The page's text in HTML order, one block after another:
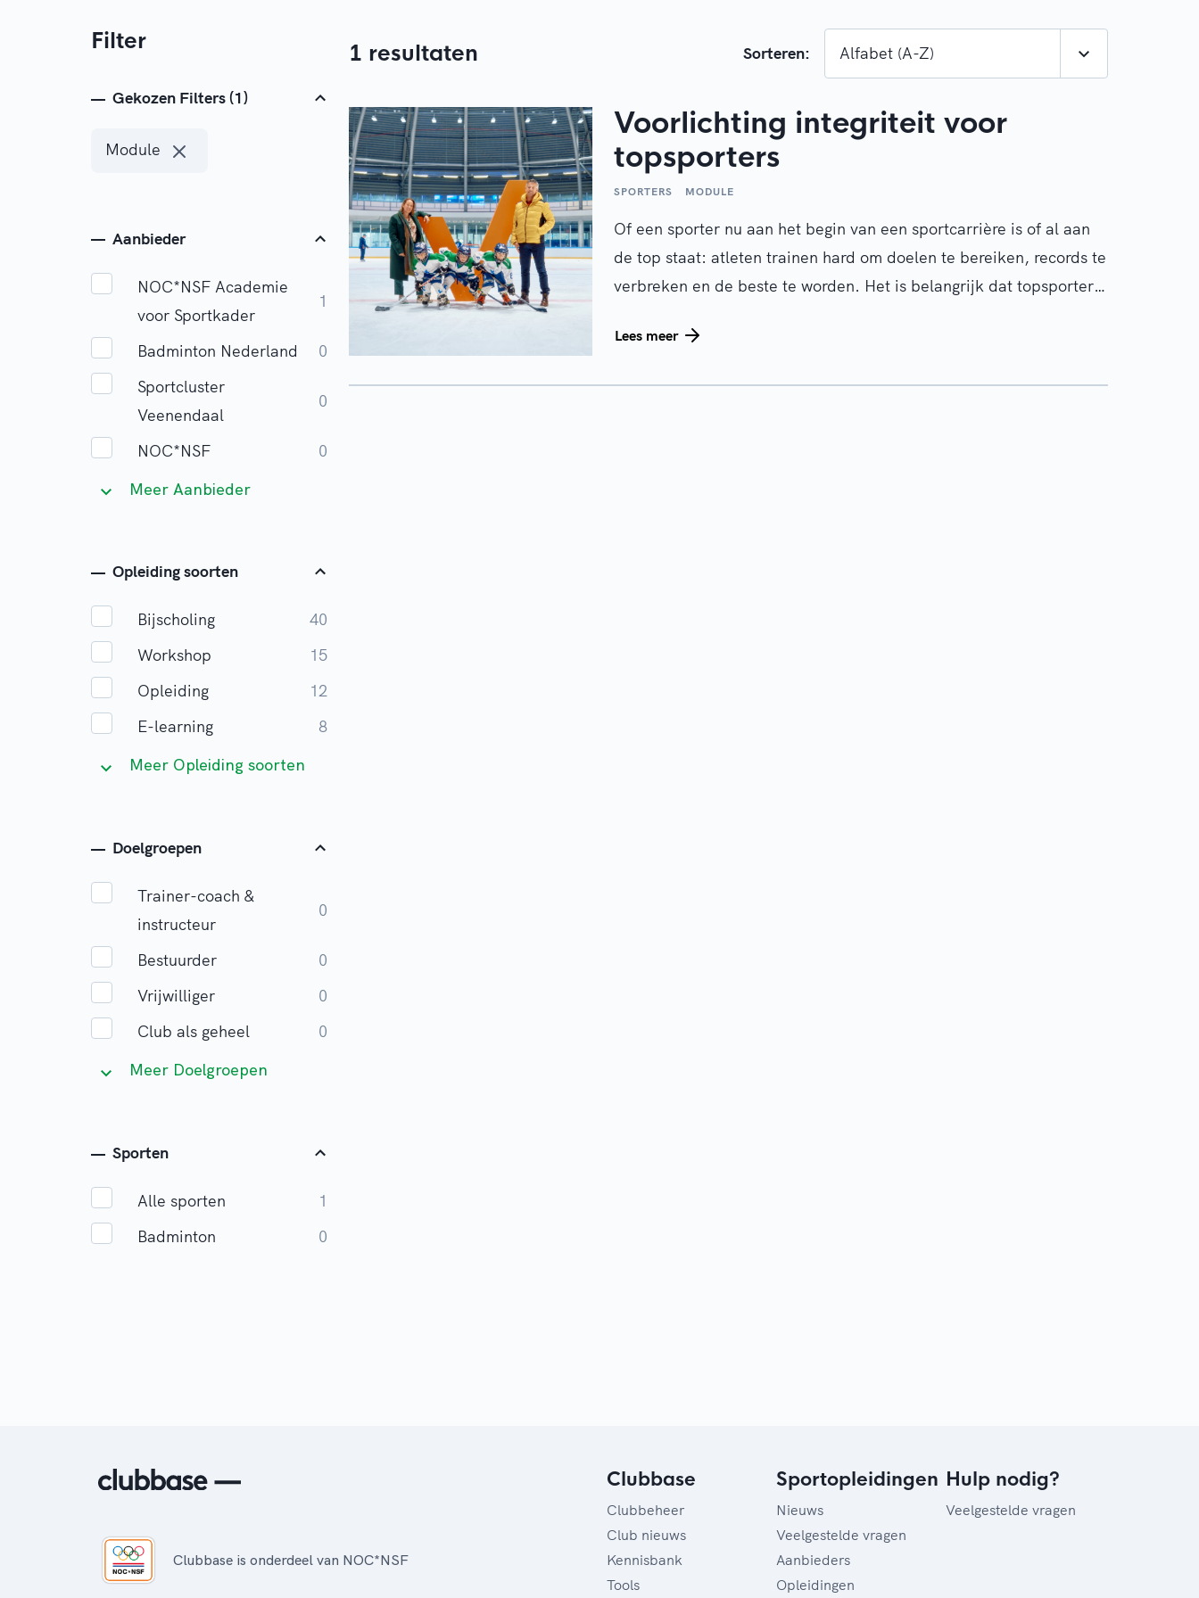
Filter
Gekozen Filters (1)
Module
Aanbieder
NOC*NSF Academie
voor Sportkader
1
Badminton Nederland
0
Sportcluster
Veenendaal
0
NOC*NSF
0
Meer Aanbieder
Opleiding soorten
Bijscholing
40
Workshop
15
Opleiding
12
E-learning
8
Meer Opleiding soorten
Doelgroepen
Trainer-coach &
instructeur
0
Bestuurder
0
Vrijwilliger
0
Club als geheel
0
Meer Doelgroepen
Sporten
Alle sporten
1
Badminton
0
1 resultaten Sorteren: Alfabet (A-Z)
Voorlichting integriteit voor
topsporters
SPORTERS MODULE
Of een sporter nu aan het begin van een sportcarrière is of al aan
de top staat: atleten trainen hard om doelen te bereiken, records te
verbreken en de beste te worden. Het is belangrijk dat topsporters
en eerlijk, zonder matchfixing, doping of grensoverschrijdend
Lees meer
Clubbase is onderdeel van NOC*NSF
Clubbase
Clubbeheer
Club nieuws
Kennisbank
Tools
Sportopleidingen
Nieuws
Veelgestelde vragen
Aanbieders
Opleidingen
Hulp nodig?
Veelgestelde vragen